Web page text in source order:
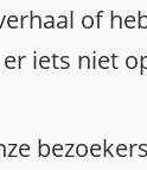
of
iets niet